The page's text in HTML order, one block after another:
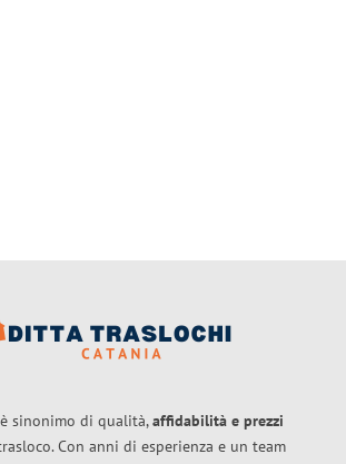
sinonimo di qualità,affidabilità e prezzi
Con anni di esperienza e un team